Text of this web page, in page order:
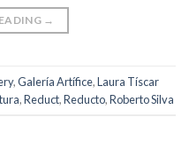
→
,Galería Artífice,Laura Tíscar
,Reduct,Reducto,Roberto Silva